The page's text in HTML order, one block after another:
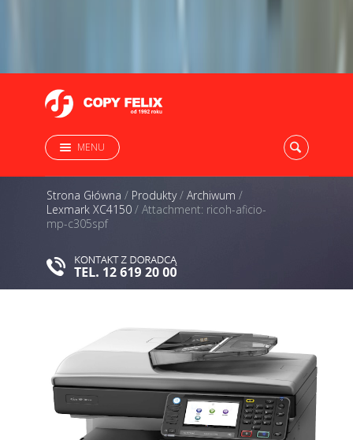
MENU
Strona Główna / Produkty/ Archiwum /
Lexmark XC4150 / Attachment: ricoh-aficio-
mp-c305spf